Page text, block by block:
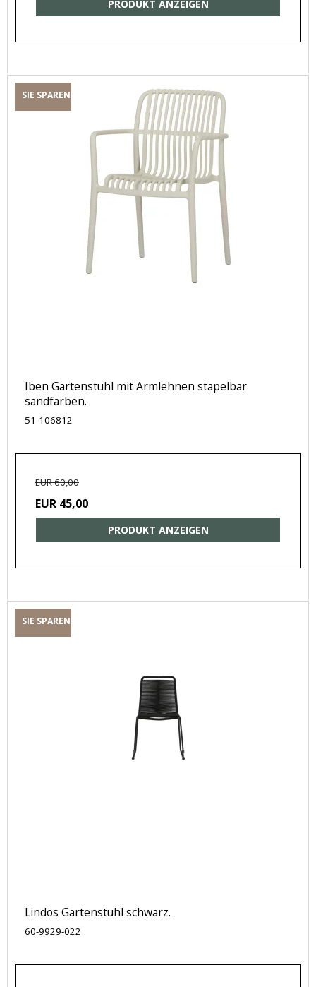
PRODUKT ANZEIGEN
SIE SPAREN
Iben Gartenstuhl mit Armlehnen stapelbar
sandfarben.
51-106812
EUR 60,00
EUR 45,00
PRODUKT ANZEIGEN
SIE SPAREN
Lindos Gartenstuhl schwarz.
60-9929-022